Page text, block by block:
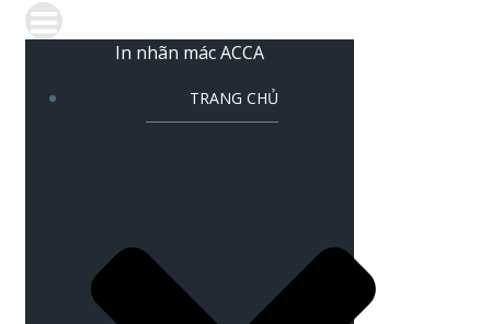
In nhãn mác ACCA
TRANG CHỦ